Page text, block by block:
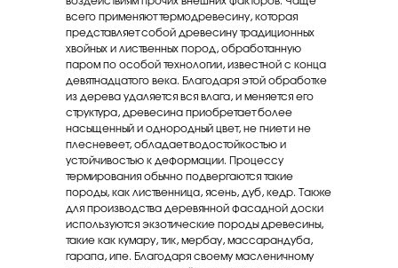
всего применяют термодревесину, которая
представляет собой древесину традиционных
хвойных и лиственных пород, обработанную
паром по особой технологии, известной с конца
девятнадцатого века. Благодаря этой обработке
из дерева удаляется вся влага, и меняется его
структура, древесина приобретает более
насыщенный и однородный цвет, не гниет и не
плесневеет, обладает водостойкостью и
устойчивостью к деформации. Процессу
термирования обычно подвергаются такие
породы, как лиственница, ясень, дуб, кедр. Также
для производства деревянной фасадной доски
используются экзотические породы древесины,
такие как кумару, тик, мербау, массарандуба,
гарапа, ипе. Благодаря своему масленичному